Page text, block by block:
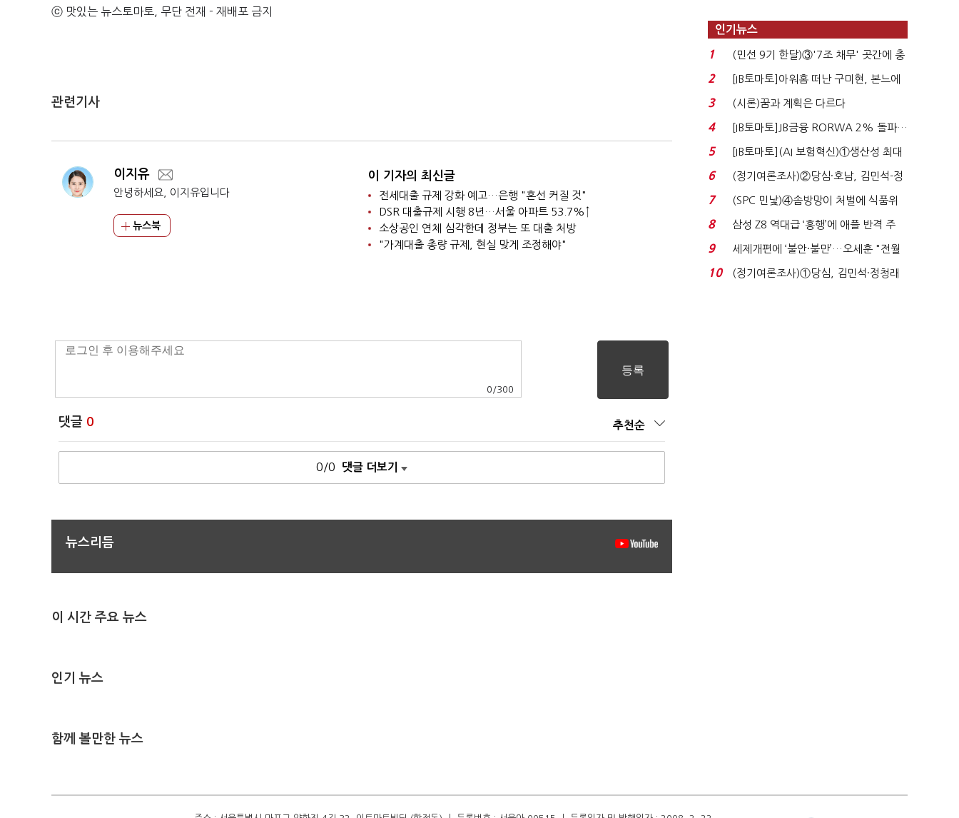
ⓒ 맛있는 뉴스토마토, 무단 전재 - 재배포 금지
관련기사
이지유
안녕하세요, 이지유입니다
뉴스북
이 기자의 최신글
전세대출 규제 강화 예고…은행 "혼선 커질 것"
DSR 대출규제 시행 8년…서울 아파트 53.7%↑
소상공인 연체 심각한데 정부는 또 대출 처방
"가계대출 총량 규제, 현실 맞게 조정해야"
0 /300
댓글 0 추천순
0/0 댓글 더보기
뉴스리듬
이 시간 주요 뉴스
인기 뉴스
함께 볼만한 뉴스
인기뉴스
1
(민선 9기 한달)③'7조 채무' 곳간에 충
격…추미애, 20년...
2
[IB토마토]아워홈 떠난 구미현, 본느에
340억 베팅…가...
3 (시론)꿈과 계획은 다르다
4
[IB토마토]JB금융 RORWA 2% 돌파…
실적 견인은 은행 ...
5
[IB토마토](AI 보험혁신)①생산성 최대
80% 개선…현실...
6
(정기여론조사)②당심·호남, 김민석-정
청래 '초접전'...
7
(SPC 민낯)④솜방망이 처벌에 식품위
생법 위반 반복...
8
삼성 Z8 역대급 ‘흥행’에 애플 반격 주
목…9월 ‘폴...
9
세제개편에 ‘불안·불만’…오세훈 "전월
세 구하기 더 ...
10
(정기여론조사)①당심, 김민석·정청래